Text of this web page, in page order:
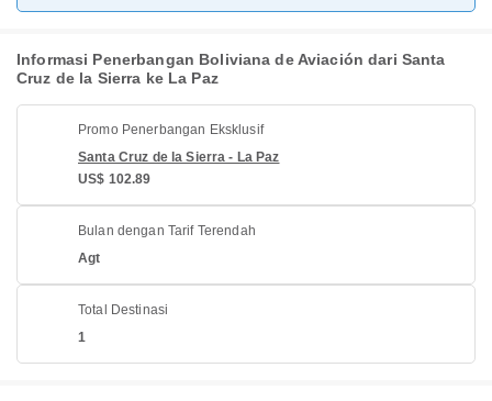
Informasi Penerbangan Boliviana de Aviación dari Santa
Cruz de la Sierra ke La Paz
Promo Penerbangan Eksklusif
Santa Cruz de la Sierra - La Paz
US$ 102.89
Bulan dengan Tarif Terendah
Agt
Total Destinasi
1